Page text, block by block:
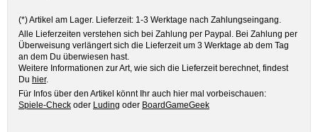
(*) Artikel am Lager. Lieferzeit: 1-3 Werktage nach Zahlungseingang.
Alle Lieferzeiten verstehen sich bei Zahlung per Paypal. Bei Zahlung per
Überweisung verlängert sich die Lieferzeit um 3 Werktage ab dem Tag
an dem Du überwiesen hast.
Weitere Informationen zur Art, wie sich die Lieferzeit berechnet, findest
Du hier.
Für Infos über den Artikel könnt Ihr auch hier mal vorbeischauen:
Spiele-Check oder Luding oder BoardGameGeek